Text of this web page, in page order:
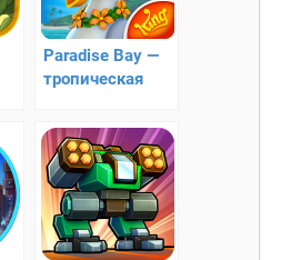
Paradise Bay —
тропическая